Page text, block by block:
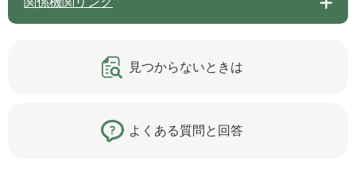
見つからないときは
よくある質問と回答